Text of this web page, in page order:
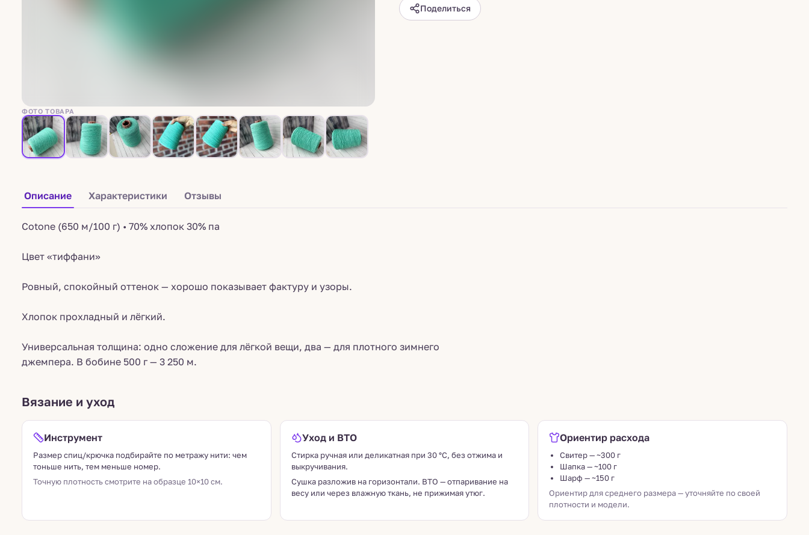
ФОТО ТОВАРА
Поделиться
Описание Характеристики Отзывы
Cotone (650 м/100 г) • 70% хлопок 30% па
Цвет «тиффани»
Ровный, спокойный оттенок — хорошо показывает фактуру и узоры.
Хлопок прохладный и лёгкий.
Универсальная толщина: одно сложение для лёгкой вещи, два — для плотного зимнего
джемпера. В бобине 500 г — 3 250 м.
Вязание и уход
Инструмент
Размер спиц/крючка подбирайте по метражу нити: чем
тоньше нить, тем меньше номер.
Точную плотность смотрите на образце 10×10 см.
Уход и ВТО
Стирка ручная или деликатная при 30 °C, без отжима и
выкручивания.
Сушка разложив на горизонтали. ВТО — отпаривание на
весу или через влажную ткань, не прижимая утюг.
Ориентир расхода
Свитер — ~300 г
Шапка — ~100 г
Шарф — ~150 г
Ориентир для среднего размера — уточняйте по своей
плотности и модели.